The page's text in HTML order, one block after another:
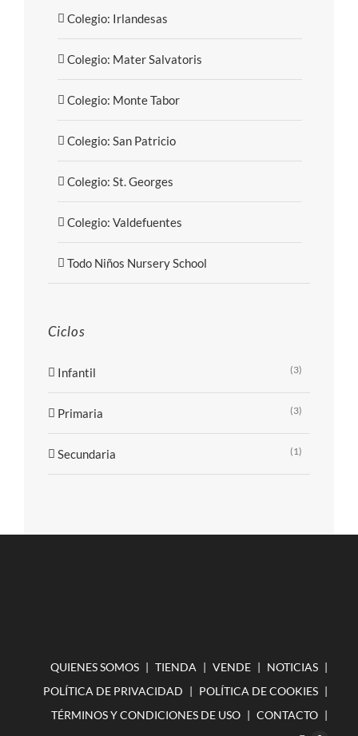
Colegio: Irlandesas
Colegio: Mater Salvatoris
Colegio: Monte Tabor
Colegio: San Patricio
Colegio: St. Georges
Colegio: Valdefuentes
Todo Niños Nursery School
Ciclos
Infantil (3)
Primaria (3)
Secundaria (1)
QUIENES SOMOS TIENDA VENDE
NOTICIAS
POLÍTICA DE PRIVACIDAD
POLÍTICA DE COOKIES
TÉRMINOS Y CONDICIONES DE USO
CONTACTO